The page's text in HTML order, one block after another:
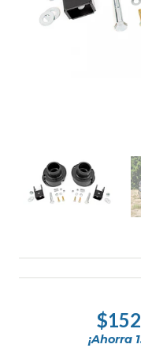
¡Ahorra